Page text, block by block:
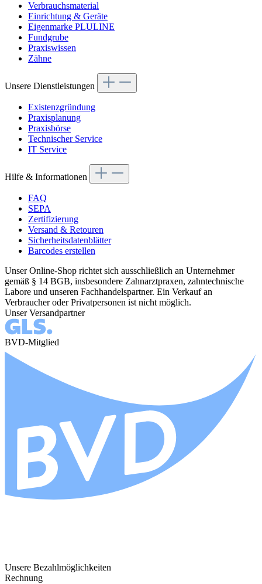
Verbrauchsmaterial
Einrichtung & Geräte
Eigenmarke PLULINE
Fundgrube
Praxiswissen
Zähne
Unsere Dienstleistungen
Existenzgründung
Praxisplanung
Praxisbörse
Technischer Service
IT Service
Hilfe & Informationen
FAQ
SEPA
Zertifizierung
Versand & Retouren
Sicherheitsdatenblätter
Barcodes erstellen
Unser Online-Shop richtet sich ausschließlich an Unternehmer
gemäß § 14 BGB, insbesondere Zahnarztpraxen, zahntechnische
Labore und unseren Fachhandelspartner. Ein Verkauf an
Verbraucher oder Privatpersonen ist nicht möglich.
Unser Versandpartner
BVD-Mitglied
Unsere Bezahlmöglichkeiten
Rechnung